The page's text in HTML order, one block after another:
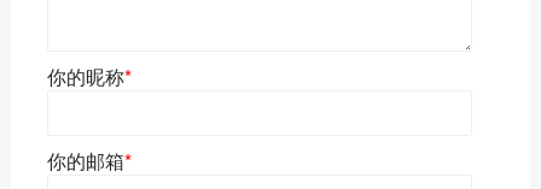
你的昵称*
你的邮箱*